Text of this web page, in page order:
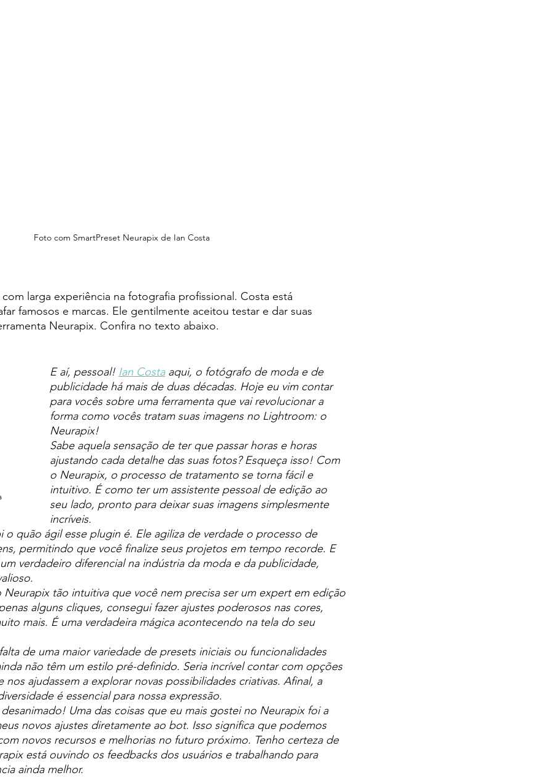
Foto com SmartPreset Neurapix de Ian Costa
larga experiência na fotografia profissional. Costa está
famosos e marcas. Ele gentilmente aceitou testar e dar suas
Neurapix. Confira no texto abaixo.
E aí, pessoal! Ian Costa aqui, o fotógrafo de moda e de
publicidade há mais de duas décadas. Hoje eu vim contar
para vocês sobre uma ferramenta que vai revolucionar a
forma como vocês tratam suas imagens no Lightroom: o
Neurapix!
Sabe aquela sensação de ter que passar horas e horas
ajustando cada detalhe das suas fotos? Esqueça isso! Com
o Neurapix, o processo de tratamento se torna fácil e
intuitivo. É como ter um assistente pessoal de edição ao
seu lado, pronto para deixar suas imagens simplesmente
incríveis.
o quão ágil esse plugin é. Ele agiliza de verdade o processo de
permitindo que você finalize seus projetos em tempo recorde. E
verdadeiro diferencial na indústria da moda e da publicidade,
Neurapix tão intuitiva que você nem precisa ser um expert em edição
alguns cliques, consegui fazer ajustes poderosos nas cores,
mais. É uma verdadeira mágica acontecendo na tela do seu
de uma maior variedade de presets iniciais ou funcionalidades
não têm um estilo pré-definido. Seria incrível contar com opções
nos ajudassem a explorar novas possibilidades criativas. Afinal, a
é essencial para nossa expressão.
Uma das coisas que eu mais gostei no Neurapix foi a
novos ajustes diretamente ao bot. Isso significa que podemos
novos recursos e melhorias no futuro próximo. Tenho certeza de
está ouvindo os feedbacks dos usuários e trabalhando para
ainda melhor.